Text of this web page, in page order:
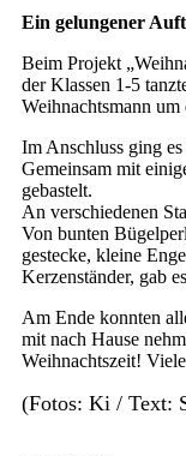
Ein gelungener
Beim Projekt
der Klassen 1-5
Weihnachtsmann um
Im Anschluss ging
Gemeinsam mit
gebastelt.
An verschiedenen
Von bunten
gestecke, kleine
Kerzenständer, gab
Am Ende konnten
mit nach Hause
Weihnachtszeit!
(Fotos: Ki / Text: